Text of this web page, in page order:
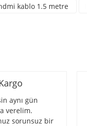
kablo 1.5 metre
aynı gün
verelim.
sorunsuz bir